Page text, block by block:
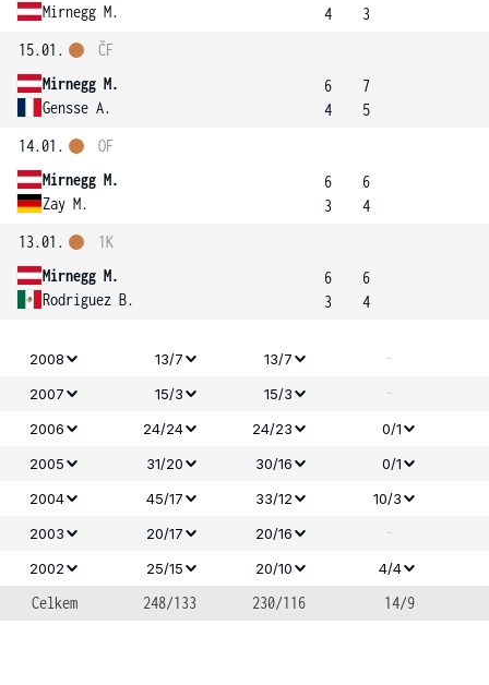
Mirnegg M.
4
3
15.01.
Mirnegg M.
Gensse A.
ČF
6
4
7
5
14.01.
Mirnegg M.
Zay M.
OF
6
3
6
4
13.01.
Mirnegg M.
Rodriguez B.
1K
6
3
6
4
2008 13/7 13/7 -
2007 15/3 15/3 -
2006 24/24 24/23
0/1
2005
31/20 30/16
0/1
2004
45/17 33/12 10/3
2003
20/17 20/16 -
2002 25/15 20/10 4/4
Celkem 248/133 230/116 14/9